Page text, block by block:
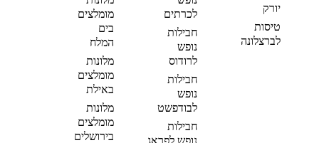
יורק
טיסות
לברצלונה
לכרתים
חבילות
נופש
לרודוס
חבילות
נופש
לבודפשט
חבילות
נופש לפראג
מומלצים
בים
המלח
מלונות
מומלצים
באילת
מלונות
מומלצים
בירושלים